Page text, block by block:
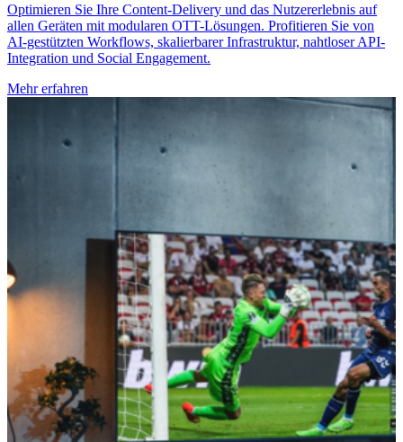
Optimieren Sie Ihre Content-Delivery und das Nutzererlebnis auf
allen Geräten mit modularen OTT-Lösungen. Profitieren Sie von
AI-gestützten Workflows, skalierbarer Infrastruktur, nahtloser API-
Integration und Social Engagement.
Mehr erfahren